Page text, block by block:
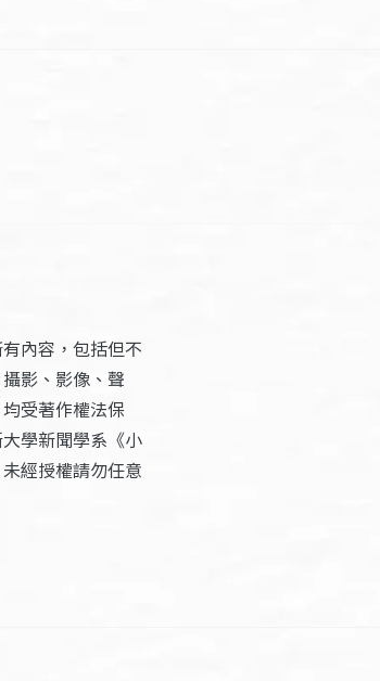
內容，包括但不
影、影像、聲
受著作權法保
學新聞學系《小
經授權請勿任意